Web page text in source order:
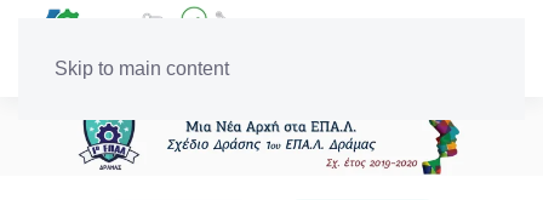
Skip to main content